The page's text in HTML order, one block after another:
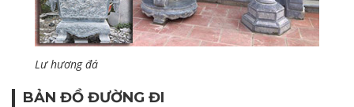
Lư hương đá
BẢN ĐỒ ĐƯỜNG ĐI